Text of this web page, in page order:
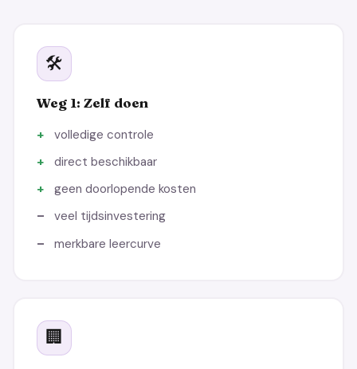
🛠️
Weg 1: Zelf doen
volledige controle
direct beschikbaar
geen doorlopende kosten
veel tijdsinvestering
merkbare leercurve
🏢